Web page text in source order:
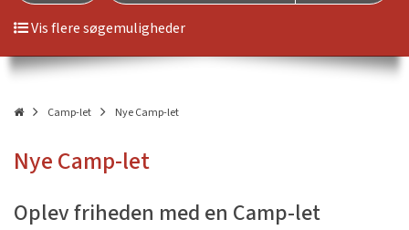
Visfleresøgemuligheder
Camp-let Nye Camp-let
Nye Camp-let
Oplev friheden med en Camp-let